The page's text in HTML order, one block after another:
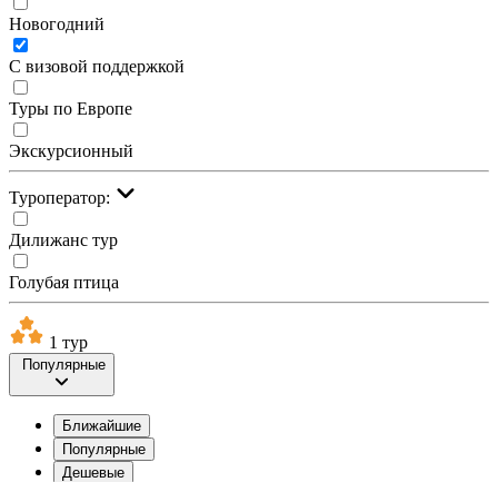
Новогодний
С визовой поддержкой
Туры по Европе
Экскурсионный
Туроператор:
Дилижанс тур
Голубая птица
1 тур
Популярные
Ближайшие
Популярные
Дешевые